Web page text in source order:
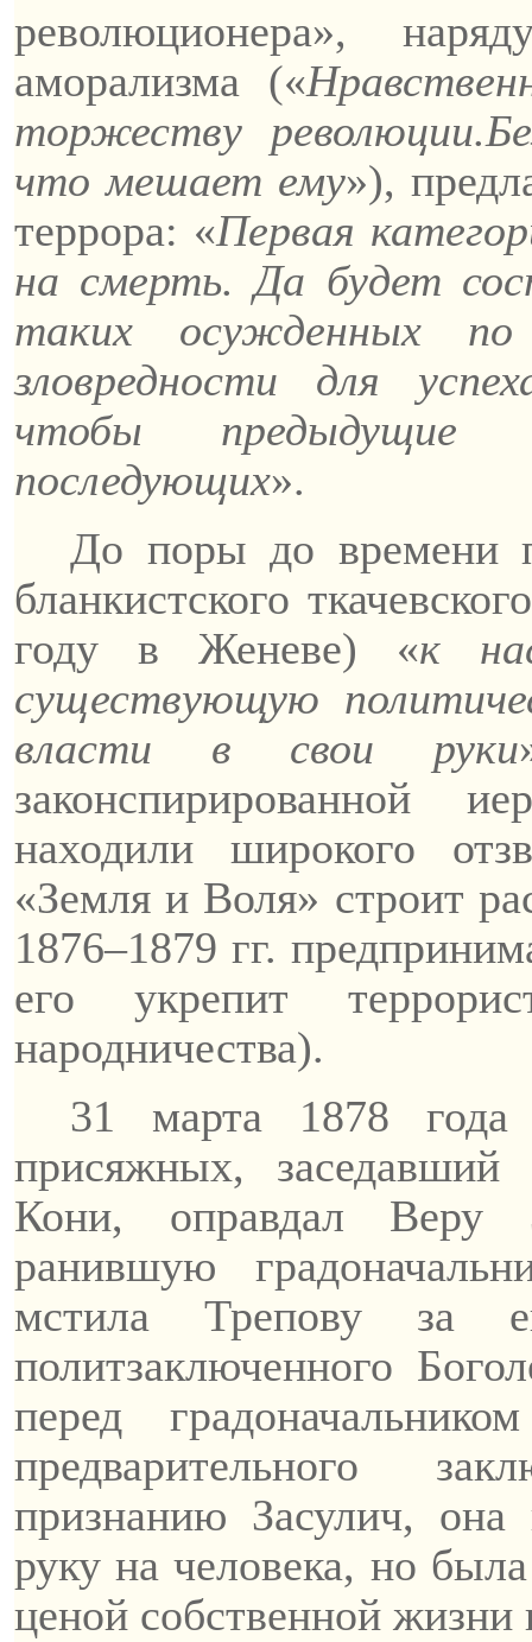
революционера»,
аморализма («
торжеству революции.
что мешает ему»),
террора: «Первая
на смерть. Да будет
таких осужденных по
зловредности для
чтобы предыдущие
последующих».
До поры до времени
бланкистского ткачевского
году в Женеве) «к
существующую
власти в свои руки
законспирированной
находили широкого
«Земля и Воля» строит
1876–1879 гг.
его укрепит
народничества).
31 марта 1878 года
присяжных,
Кони, оправдал Веру
ранившую
мстила Треповуза
политзаключенного
перед
предварительного
признанию Засулич, она
руку на человека, но
ценой собственной жизни